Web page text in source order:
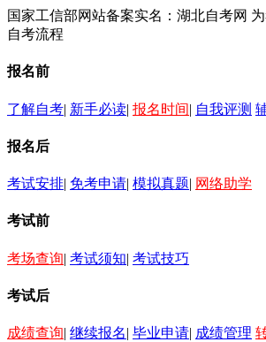
国家工信部网站备案实名：湖北自考网
自考流程
报名前
了解自考| 新手必读| 报名时间| 自我评测
报名后
考试安排| 免考申请| 模拟真题| 网络助学
考试前
考场查询| 考试须知| 考试技巧
考试后
成绩查询| 继续报名| 毕业申请| 成绩管理